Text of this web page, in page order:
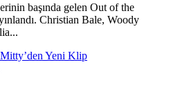
başında gelen Out of the
Christian Bale, Woody